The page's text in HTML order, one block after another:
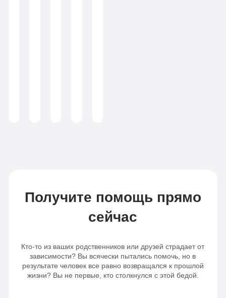
Получите помощь прямо
сейчас
Кто-то из ваших родственников или друзей страдает от
зависимости? Вы всячески пытались помочь, но в
результате человек все равно возвращался к прошлой
жизни? Вы не первые, кто столкнулся с этой бедой.